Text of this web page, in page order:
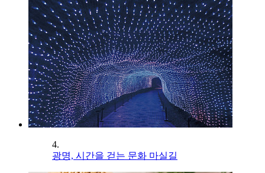
4.
광명, 시간을 걷는 문화 마실길